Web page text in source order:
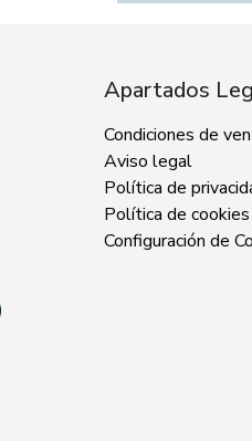
Apartados
Condiciones de
Aviso legal
Política de
Política de cookies
Configuración de